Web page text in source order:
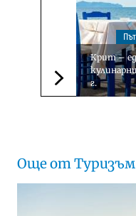
Следваща
Крит –
г.
Още от Туризъм